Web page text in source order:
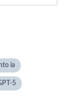
ia
5